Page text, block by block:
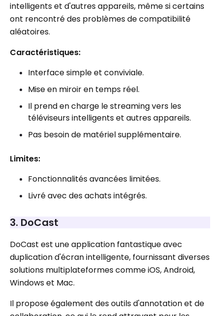
intelligents et d'autres appareils, même si certains
ont rencontré des problèmes de compatibilité
aléatoires.
Caractéristiques:
Interface simple et conviviale.
Mise en miroir en temps réel.
Il prend en charge le streaming vers les
téléviseurs intelligents et autres appareils.
Pas besoin de matériel supplémentaire.
Limites:
Fonctionnalités avancées limitées.
Livré avec des achats intégrés.
3. DoCast
DoCast est une application fantastique avec
duplication d'écran intelligente, fournissant diverses
solutions multiplateformes comme iOS, Android,
Windows et Mac.
Il propose également des outils d'annotation et de